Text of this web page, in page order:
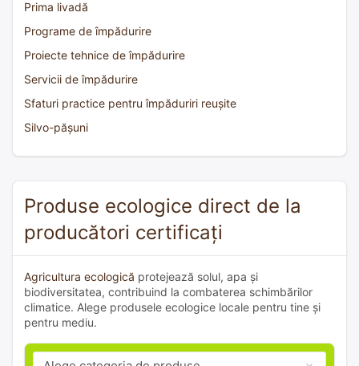
Prima livadă
Programe de împădurire
Proiecte tehnice de împădurire
Servicii de împădurire
Sfaturi practice pentru împăduriri reușite
Silvo-pășuni
Produse ecologice direct de la
producători certificați
Agricultura ecologică protejează solul, apa și
biodiversitatea, contribuind la combaterea schimbărilor
climatice. Alege produsele ecologice locale pentru tine și
pentru mediu.